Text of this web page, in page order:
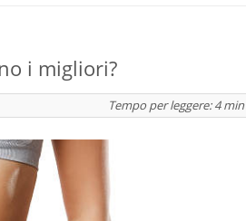
i migliori?
Tempo per leggere:4 min